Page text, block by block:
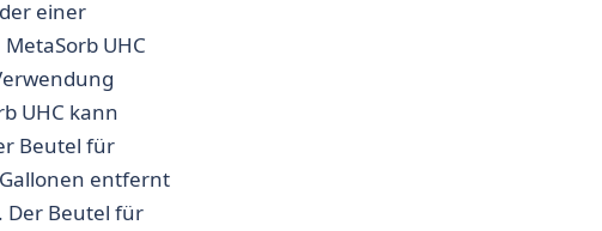
einer
UHC
UHC kann
Beutel für
entfernt
Der Beutel für